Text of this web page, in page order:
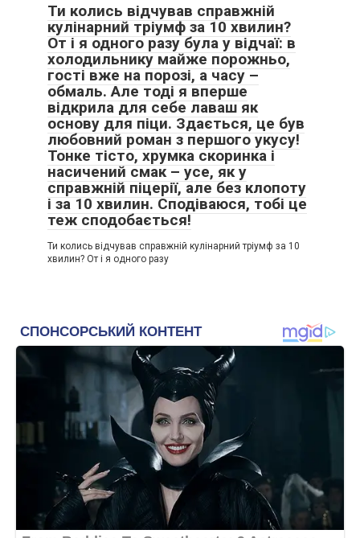
Ти колись відчував справжній
кулінарний тріумф за 10 хвилин?
От і я одного разу була у відчаї: в
холодильнику майже порожньо,
гості вже на порозі, а часу –
обмаль. Але тоді я вперше
відкрила для себе лаваш як
основу для піци. Здається, це був
любовний роман з першого укусу!
Тонке тісто, хрумка скоринка і
насичений смак – усе, як у
справжній піцерії, але без клопоту
і за 10 хвилин. Сподіваюся, тобі це
теж сподобається!
Ти колись відчував справжній кулінарний тріумф за 10
хвилин? От і я одного разу